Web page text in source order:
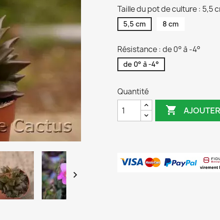

Taille du pot de culture : 5,5
5,5 cm 8 cm
Résistance : de 0° à -4°
de 0° à -4°
Quantité
